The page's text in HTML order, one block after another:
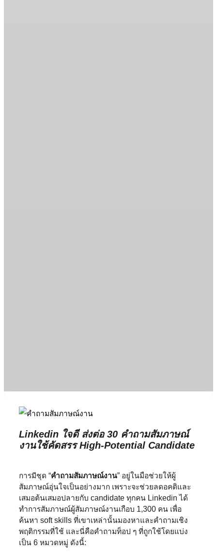
Linkedin ใจดี ส่งต่อ 30 คำถามสัมภาษณ์
งานใช้คัดสรร High-Potential Candidate
การมีชุด “คำถามสัมภาษณ์งาน” อยู่ในมือช่วยให้ผู้
สัมภาษณ์อุ่นใจเป็นอย่างมาก เพราะจะช่วยลดอคติและ
เสมอต้นเสมอปลายกับ candidate ทุกคน Linkedin ได้
ทำการสัมภาษณ์ผู้สัมภาษณ์งานเกือบ 1,300 คน เพื่อ
ค้นหา soft skills ที่เขาเหล่านั้นมองหาและคำถามเชิง
พฤติกรรมที่ใช้ และนี่คือคำถามท็อป ๆ ที่ถูกใช้โดยแบ่ง
เป็น 6 หมวดหมู่ ดังนี้: